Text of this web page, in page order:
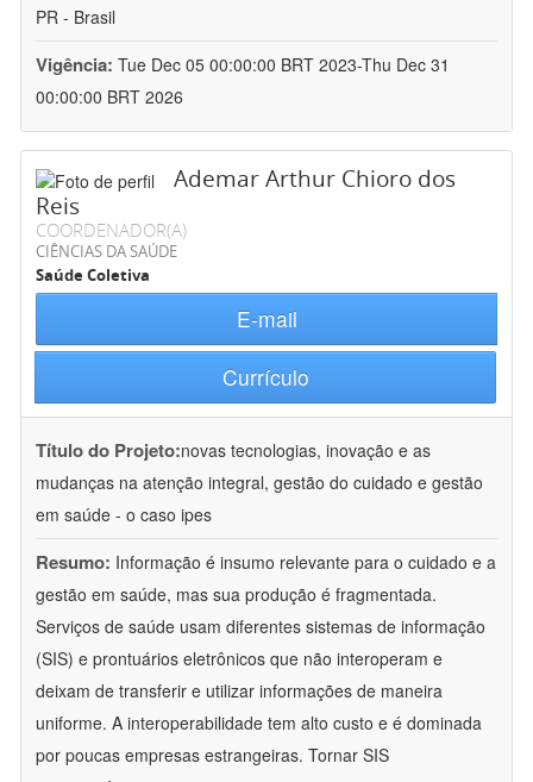
PR - Brasil
Vigência: Tue Dec 05 00:00:00 BRT 2023-Thu Dec 31
00:00:00 BRT 2026
Ademar Arthur Chioro dos
Reis
COORDENADOR(A)
CIÊNCIAS DA SAÚDE
Saúde Coletiva
E-mail
Currículo
Título do Projeto:novas tecnologias, inovação e as
mudanças na atenção integral, gestão do cuidado e gestão
em saúde - o caso ipes
Resumo: Informação é insumo relevante para o cuidado e a
gestão em saúde, mas sua produção é fragmentada.
Serviços de saúde usam diferentes sistemas de informação
(SIS) e prontuários eletrônicos que não interoperam e
deixam de transferir e utilizar informações de maneira
uniforme. A interoperabilidade tem alto custo e é dominada
por poucas empresas estrangeiras. Tornar SIS